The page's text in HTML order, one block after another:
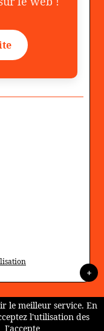
+
le meilleur service. En
l'utilisation des
J'accepte